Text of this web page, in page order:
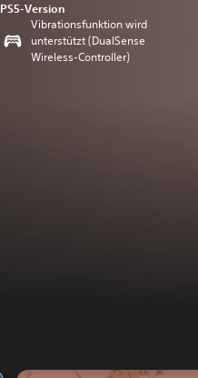
PS5-Version
Vibrationsfunktion wird
unterstützt (DualSense
Wireless-Controller)